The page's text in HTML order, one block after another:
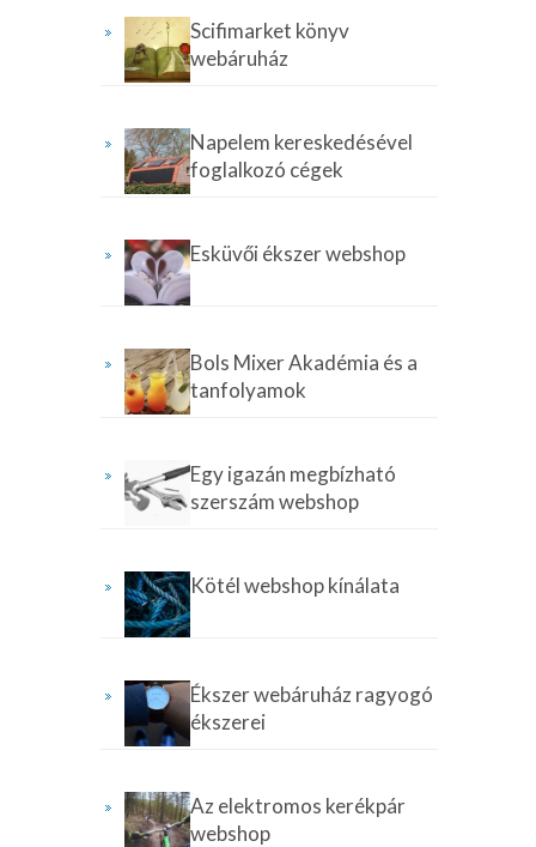
Scifimarket könyv
webáruház
Napelem kereskedésével
foglalkozó cégek
Esküvői ékszer webshop
Bols Mixer Akadémia és a
tanfolyamok
Egy igazán megbízható
szerszám webshop
Kötél webshop kínálata
Ékszer webáruház ragyogó
ékszerei
Az elektromos kerékpár
webshop